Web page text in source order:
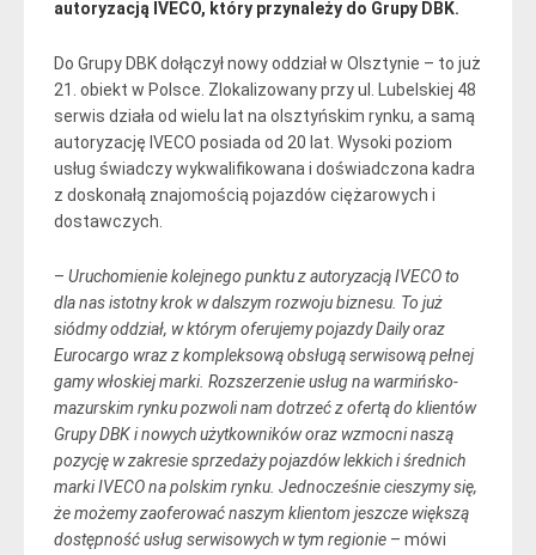
autoryzacją IVECO, który przynależy do Grupy DBK.
Do Grupy DBK dołączył nowy oddział w Olsztynie – to już
21. obiekt w Polsce. Zlokalizowany przy ul. Lubelskiej 48
serwis działa od wielu lat na olsztyńskim rynku, a samą
autoryzację IVECO posiada od 20 lat. Wysoki poziom
usług świadczy wykwalifikowana i doświadczona kadra
z doskonałą znajomością pojazdów ciężarowych i
dostawczych.
– Uruchomienie kolejnego punktu z autoryzacją IVECO to
dla nas istotny krok w dalszym rozwoju biznesu. To już
siódmy oddział, w którym oferujemy pojazdy Daily oraz
Eurocargo wraz z kompleksową obsługą serwisową pełnej
gamy włoskiej marki. Rozszerzenie usług na warmińsko-
mazurskim rynku pozwoli nam dotrzeć z ofertą do klientów
Grupy DBK i nowych użytkowników oraz wzmocni naszą
pozycję w zakresie sprzedaży pojazdów lekkich i średnich
marki IVECO na polskim rynku. Jednocześnie cieszymy się,
że możemy zaoferować naszym klientom jeszcze większą
dostępność usług serwisowych w tym regionie – mówi